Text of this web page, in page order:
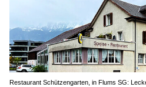
Restaurant Schützengarten, in Flums SG: